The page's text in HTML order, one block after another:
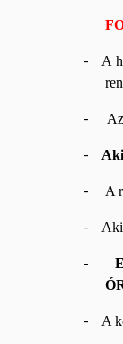
- A
-
-
- A
- Aki
-
- A